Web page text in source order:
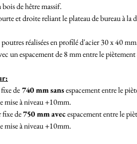
de hêtre massif.
et droite reliant le plateau de bureau à la
réalisées en profilé d'acier 30 x 40
un espacement de 8 mm entre le
de740 mmsansespacement entre le
mise à niveau +10mm.
de750 mmavecespacement entre le
mise à niveau +10mm.